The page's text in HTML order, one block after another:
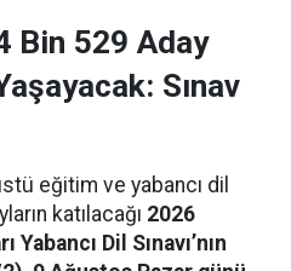
Bin 529 Aday
Sınav
eğitim ve yabancı dil
katılacağı 2026
Dil Sınavı’nın